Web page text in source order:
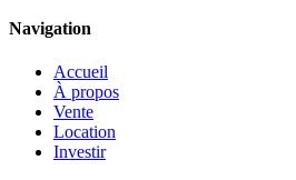
Navigation
Accueil
À propos
Vente
Location
Investir